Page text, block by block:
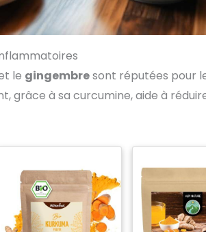
le gingembresont réputées pour
grâce à sa curcumine, aide à